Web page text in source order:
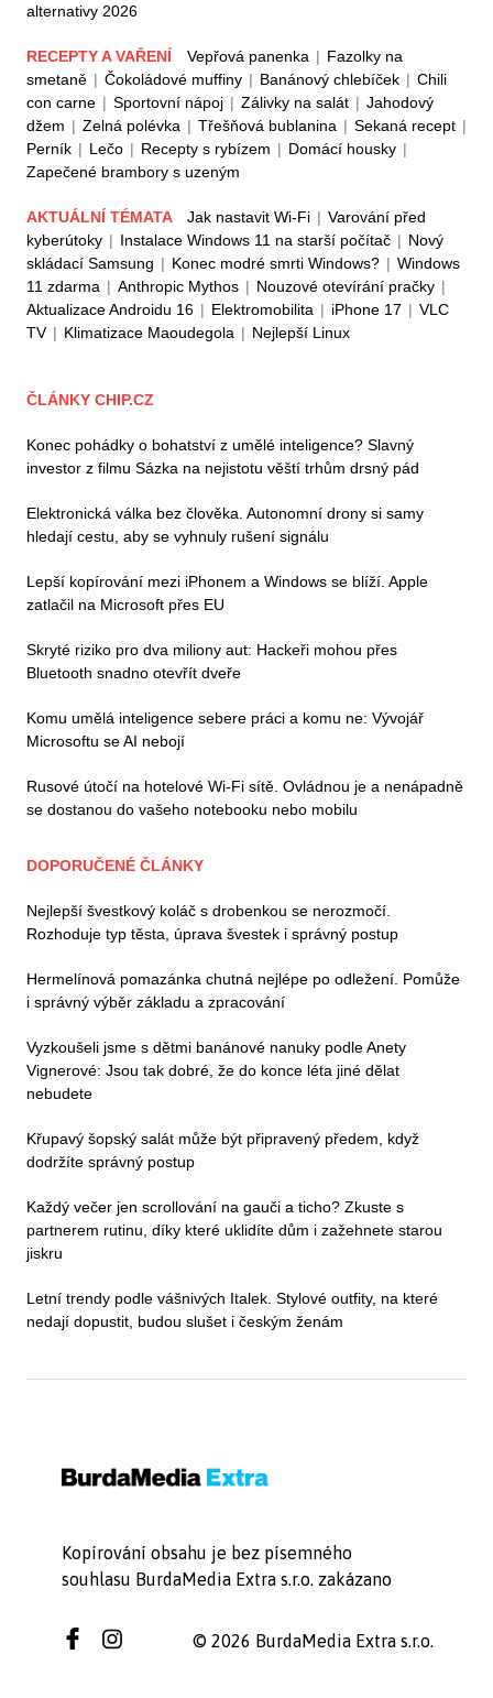
alternativy 2026
RECEPTY A VAŘENÍ Vepřová panenka | Fazolky na
smetaně | Čokoládové muffiny | Banánový chlebíček | Chili
con carne | Sportovní nápoj | Zálivky na salát | Jahodový
džem | Zelná polévka | Třešňová bublanina | Sekaná recept |
Perník | Lečo | Recepty s rybízem | Domácí housky |
Zapečené brambory s uzeným
AKTUÁLNÍ TÉMATA Jak nastavit Wi-Fi | Varování před
kyberútoky | Instalace Windows 11 na starší počítač | Nový
skládací Samsung | Konec modré smrti Windows? | Windows
11 zdarma | Anthropic Mythos | Nouzové otevírání pračky |
Aktualizace Androidu 16 | Elektromobilita | iPhone 17 | VLC
TV | Klimatizace Maoudegola | Nejlepší Linux
ČLÁNKY CHIP.CZ
Konec pohádky o bohatství z umělé inteligence? Slavný
investor z filmu Sázka na nejistotu věští trhům drsný pád
Elektronická válka bez člověka. Autonomní drony si samy
hledají cestu, aby se vyhnuly rušení signálu
Lepší kopírování mezi iPhonem a Windows se blíží. Apple
zatlačil na Microsoft přes EU
Skryté riziko pro dva miliony aut: Hackeři mohou přes
Bluetooth snadno otevřít dveře
Komu umělá inteligence sebere práci a komu ne: Vývojář
Microsoftu se AI nebojí
Rusové útočí na hotelové Wi-Fi sítě. Ovládnou je a nenápadně
se dostanou do vašeho notebooku nebo mobilu
DOPORUČENÉ ČLÁNKY
Nejlepší švestkový koláč s drobenkou se nerozmočí.
Rozhoduje typ těsta, úprava švestek i správný postup
Hermelínová pomazánka chutná nejlépe po odležení. Pomůže
i správný výběr základu a zpracování
Vyzkoušeli jsme s dětmi banánové nanuky podle Anety
Vignerové: Jsou tak dobré, že do konce léta jiné dělat
nebudete
Křupavý šopský salát může být připravený předem, když
dodržíte správný postup
Každý večer jen scrollování na gauči a ticho? Zkuste s
partnerem rutinu, díky které uklidíte dům i zažehnete starou
jiskru
Letní trendy podle vášnivých Italek. Stylové outfity, na které
nedají dopustit, budou slušet i českým ženám
Kopírování obsahu je bez písemného
souhlasu BurdaMedia Extra s.r.o. zakázano
© 2026 BurdaMedia Extra s.r.o.